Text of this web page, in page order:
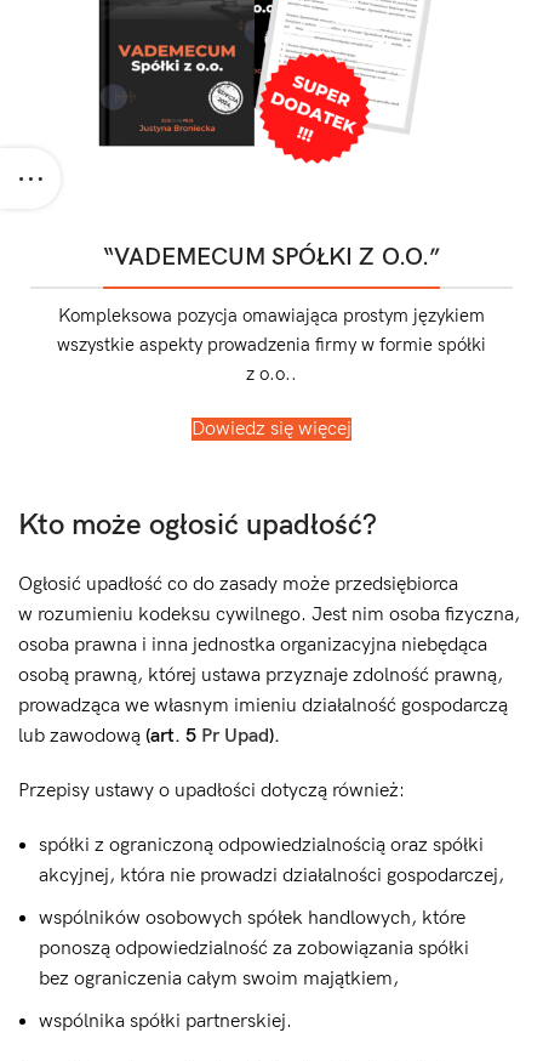
“VADEMECUM SPÓŁKI Z O.O.”
Kompleksowa pozycja omawiająca prostym językiem
wszystkie aspekty prowadzenia firmy w formie spółki
z o.o..
Dowiedz się więcej
Kto może ogłosić upadłość?
Ogłosić upadłość co do zasady może przedsiębiorca
w rozumieniu kodeksu cywilnego. Jest nim osoba fizyczna,
osoba prawna i inna jednostka organizacyjna niebędąca
osobą prawną, której ustawa przyznaje zdolność prawną,
prowadząca we własnym imieniu działalność gospodarczą
lub zawodową (art. 5 Pr Upad).
Przepisy ustawy o upadłości dotyczą również:
spółki z ograniczoną odpowiedzialnością oraz spółki
akcyjnej, która nie prowadzi działalności gospodarczej,
wspólników osobowych spółek handlowych, które
ponoszą odpowiedzialność za zobowiązania spółki
bez ograniczenia całym swoim majątkiem,
wspólnika spółki partnerskiej.